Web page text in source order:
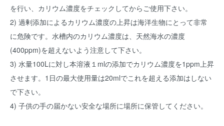
を行い、カリウム濃度をチェックしてからご使用下さい。
2) 過剰添加によるカリウム濃度の上昇は海洋生物にとって非常
に危険です。水槽内のカリウム濃度は、天然海水の濃度
(400ppm)を超えないよう注意して下さい。
3) 水量100Lに対し本溶液１mlの添加でカリウム濃度を1ppm上昇
させます。1日の最大使用量は20mlでこれを超える添加はしない
で下さい。
4) 子供の手の届かない安全な場所に場所に保管してください。